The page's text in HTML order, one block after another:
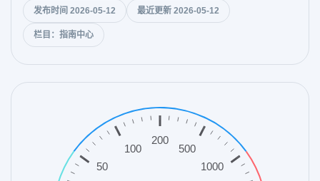
发布时间 2026-05-12 最近更新 2026-05-12
栏目：指南中心